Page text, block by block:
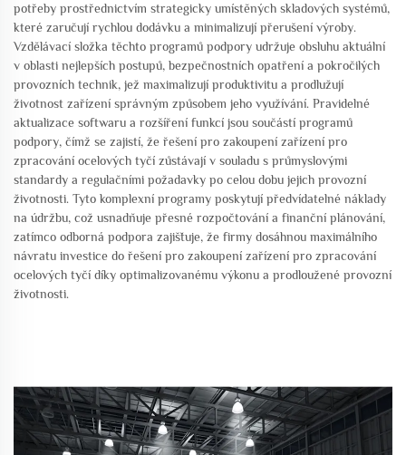
potřeby prostřednictvím strategicky umístěných skladových systémů,
které zaručují rychlou dodávku a minimalizují přerušení výroby.
Vzdělávací složka těchto programů podpory udržuje obsluhu aktuální
v oblasti nejlepších postupů, bezpečnostních opatření a pokročilých
provozních technik, jež maximalizují produktivitu a prodlužují
životnost zařízení správným způsobem jeho využívání. Pravidelné
aktualizace softwaru a rozšíření funkcí jsou součástí programů
podpory, čímž se zajistí, že řešení pro zakoupení zařízení pro
zpracování ocelových tyčí zůstávají v souladu s průmyslovými
standardy a regulačními požadavky po celou dobu jejich provozní
životnosti. Tyto komplexní programy poskytují předvídatelné náklady
na údržbu, což usnadňuje přesné rozpočtování a finanční plánování,
zatímco odborná podpora zajišťuje, že firmy dosáhnou maximálního
návratu investice do řešení pro zakoupení zařízení pro zpracování
ocelových tyčí díky optimalizovanému výkonu a prodloužené provozní
životnosti.